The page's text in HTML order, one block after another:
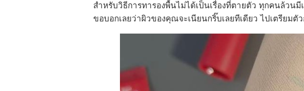
สำหรับวิธีการทารองพื้นไม่ได้เป็นเรื่องที่ตายตัว ทุกคนล้วน
ขอบอกเลยว่าผิวของคุณจะเนียนกริ๊บเลยทีเดียว ไปเตรียมตั